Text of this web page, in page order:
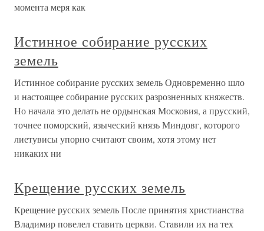
момента меря как
Истинное собирание русских
земель
Истинное собирание русских земель Одновременно шло
и настоящее собирание русских разрозненных княжеств.
Но начала это делать не ордынская Московия, а прусский,
точнее поморский, языческий князь Миндовг, которого
лиетувисы упорно считают своим, хотя этому нет
никаких ни
Крещение русских земель
Крещение русских земель После принятия христианства
Владимир повелел ставить церкви. Ставили их на тех